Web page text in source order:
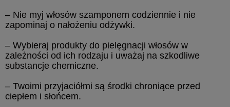
– Nie myj włosów szamponem codziennie i nie
zapominaj o nałożeniu odżywki.
– Wybieraj produkty do pielęgnacji włosów w
zależności od ich rodzaju i uważaj na szkodliwe
substancje chemiczne.
– Twoimi przyjaciółmi są środki chroniące przed
ciepłem i słońcem.